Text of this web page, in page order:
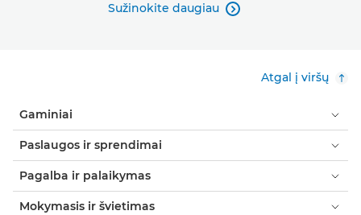
Sužinokite daugiau 
Atgal į viršų
Gaminiai
Paslaugos ir sprendimai
Pagalba ir palaikymas
Mokymasis ir švietimas